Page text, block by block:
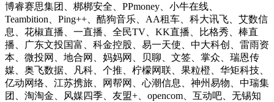
博睿赛思集团、梆梆安全、PPmoney、小牛在线、
Teambition、Ping++、酷狗音乐、AA租车、科大讯飞、艾数信
息、花椒直播、一直播、全民TV、KK直播、比格秀、棒直
播、广东文投国富、科金控股、易一天使、中大科创、雷雨资
本、微投网、地合网、妈妈网、贝聊、文签、掌众、瑞恩传
媒、奥飞数据、凡科、个推、柠檬网联、果粒橙、华矩科技、
亿动网络、江苏携旅、网帮网、心潮信息、神州易物、中瑞集
团、淘淘金、风媒四季、友盟+、opencom、互动吧、无锡知